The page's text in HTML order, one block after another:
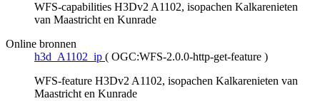
WFS-capabilities H3Dv2 A1102, isopachen Kalkarenieten
van Maastricht en Kunrade
Online bronnen
h3d_A1102_ip ( OGC:WFS-2.0.0-http-get-feature )
WFS-feature H3Dv2 A1102, isopachen Kalkarenieten van
Maastricht en Kunrade